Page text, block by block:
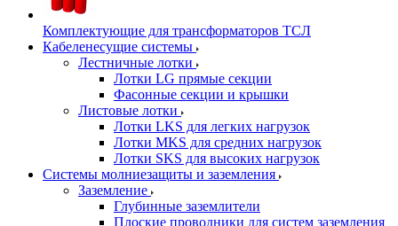
Комплектующие для трансформаторов ТСЛ
Кабеленесущие системы
Лестничные лотки
Лотки LG прямые секции
Фасонные секции и крышки
Листовые лотки
Лотки LKS для легких нагрузок
Лотки MKS для средних нагрузок
Лотки SKS для высоких нагрузок
Системы молниезащиты и заземления
Заземление
Глубинные заземлители
Плоские проводники для систем заземления